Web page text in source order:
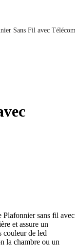
Sans Fil avec
Plafonnier sans fil avec
et assure un
couleur de led
la chambre ou un